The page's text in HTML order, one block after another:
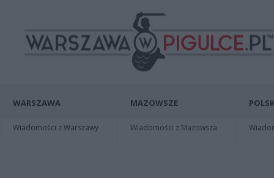
WARSZAWA
Wiadomości z Warszawy
MAZOWSZE
Wiadomości z Mazowsza